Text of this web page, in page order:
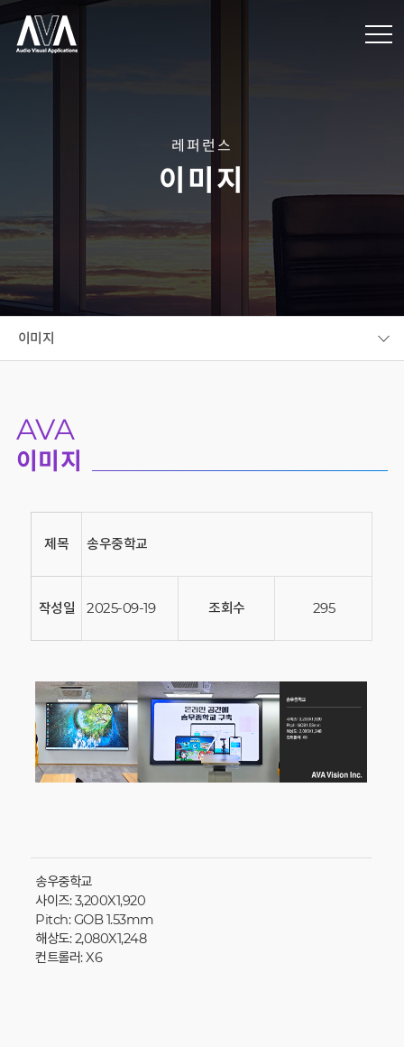
레퍼런스
이미지
이미지
AVA
이미지
제목 송우중학교
작성일 2025-09-19 조회수 295
송우중학교
사이즈: 3,200X1,920
Pitch: GOB 1.53mm
해상도: 2,080X1,248
컨트롤러: X6